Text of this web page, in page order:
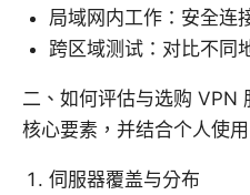
局域网内工作：安全连
跨区域测试：对比不同
二、如何评估与选购 VPN
核心要素，并结合个人使用
伺服器覆盖与分布